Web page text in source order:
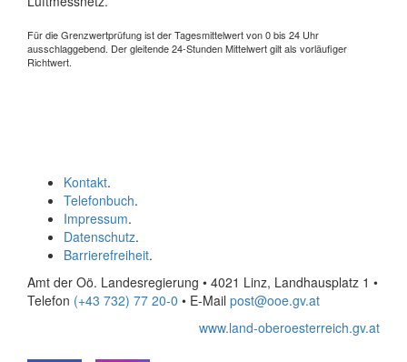
Für die Grenzwertprüfung ist der Tagesmittelwert von 0 bis 24 Uhr
ausschlaggebend. Der gleitende 24-Stunden Mittelwert gilt als vorläufiger
Richtwert.
Kontakt.
Telefonbuch.
Impressum.
Datenschutz.
Barrierefreiheit.
Amt der Oö. Landesregierung • 4021 Linz, Landhausplatz 1 •
Telefon (+43 732) 77 20-0 • E-Mail post@ooe.gv.at
www.land-oberoesterreich.gv.at